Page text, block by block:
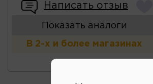
Написать отзыв
Показать аналоги
В 2-х и более магазинах